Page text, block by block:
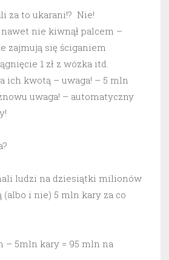
za to ukarani!? Nie!
nie kiwnął palcem –
zajmują się ściganiem
1 zł z wózka itd.
ich kwotą – uwaga! – 5 mln
uwaga! – automatyczny
ludzi na dziesiątki milionów
(albo i nie) 5 mln kary za co
– 5mln kary = 95 mln na